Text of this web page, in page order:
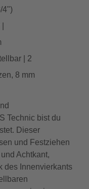
4")
| 2
8 mm
Technic bist du
Dieser
und Festziehen
Achtkant,
des Innenvierkants